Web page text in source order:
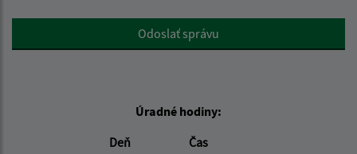
Google reCaptcha ResponseOdoslať správu
Úradné hodiny:
Deň
Čas